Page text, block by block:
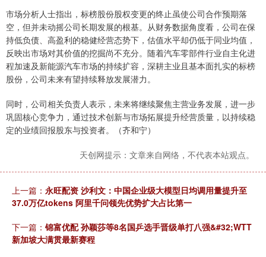
市场分析人士指出，标榜股份股权变更的终止虽使公司合作预期落
空，但并未动摇公司长期发展的根基。从财务数据角度看，公司在保
持低负债、高盈利的稳健经营态势下，估值水平却仍低于同业均值，
反映出市场对其价值的挖掘尚不充分。随着汽车零部件行业自主化进
程加速及新能源汽车市场的持续扩容，深耕主业且基本面扎实的标榜
股份，公司未来有望持续释放发展潜力。
同时，公司相关负责人表示，未来将继续聚焦主营业务发展，进一步
巩固核心竞争力，通过技术创新与市场拓展提升经营质量，以持续稳
定的业绩回报股东与投资者。（齐和宁）
天创网提示：文章来自网络，不代表本站观点。
上一篇： 永旺配资 沙利文：中国企业级大模型日均调用量提升至
37.0万亿tokens 阿里千问领先优势扩大占比第一
下一篇： 锦富优配 孙颖莎等8名国乒选手晋级单打八强&#32;WTT
新加坡大满贯最新赛程